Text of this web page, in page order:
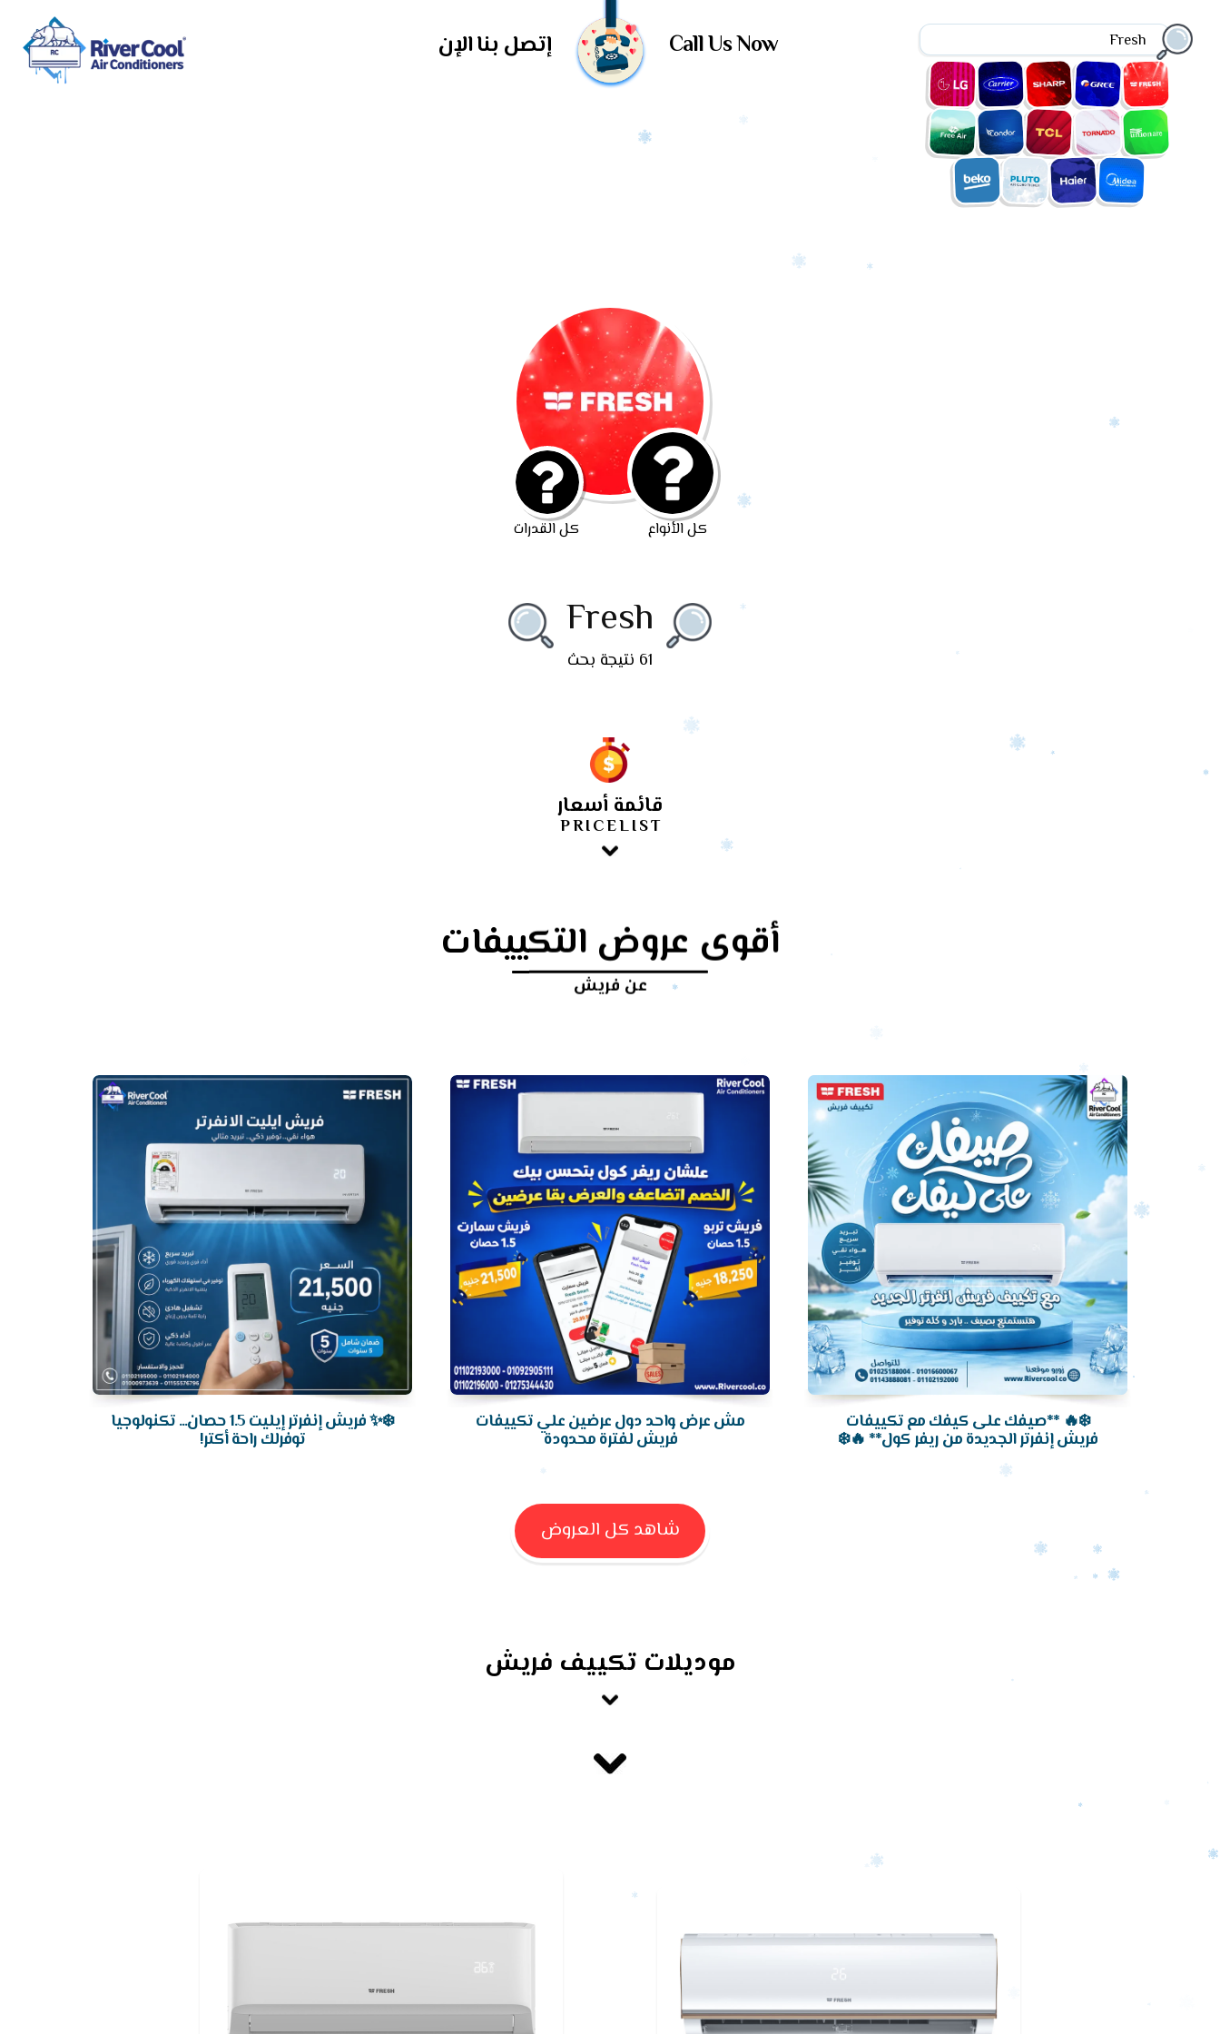
كل القدرات كل الأنواع
Fresh
61 نتيجة بحث
قائمة أسعار
PRICELIST
أقوى عروض التكييفات
عن فريش
❄️✨ فريش إنفرتر إيليت 1.5 حصان... تكنولوجيا
توفرلك راحة أكتر!
مش عرض واحد دول عرضين علي تكييفات
فريش لفترة محدودة
❄️🔥 **صيفك على كيفك مع تكييفات
فريش إنفرتر الجديدة من ريفر كول** 🔥❄️
شاهد كل العروض
موديلات تكييف فريش
إتصل بنا الإن Call Us Now